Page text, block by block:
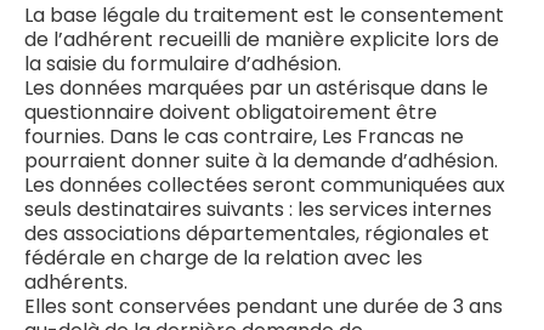
La base légale du traitement est le consentement
de l’adhérent recueilli de manière explicite lors de
la saisie du formulaire d’adhésion.
Les données marquées par un astérisque dans le
questionnaire doivent obligatoirement être
fournies. Dans le cas contraire, Les Francas ne
pourraient donner suite à la demande d’adhésion.
Les données collectées seront communiquées aux
seuls destinataires suivants : les services internes
des associations départementales, régionales et
fédérale en charge de la relation avec les
adhérents.
Elles sont conservées pendant une durée de 3 ans